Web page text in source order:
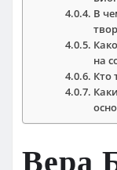
В
на
Кто
Вера